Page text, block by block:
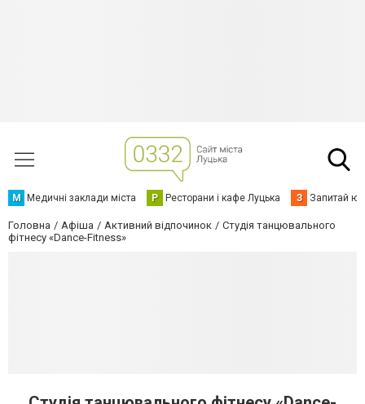
М Медичні заклади міста Р Ресторани і кафе Луцька З Запитай
Головна Афіша Активний відпочинок
Студія танцювального
фітнесу «Dance-Fitness»